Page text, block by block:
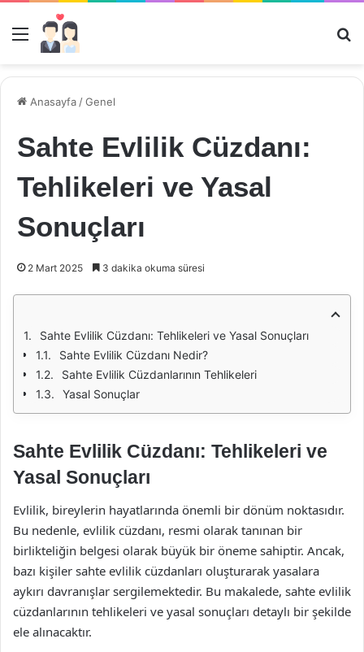
Menü
Anasayfa /Genel
Sahte Evlilik Cüzdanı:
Tehlikeleri ve Yasal
Sonuçları
2 Mart 2025 3 dakika okuma süresi
Sahte Evlilik Cüzdanı: Tehlikeleri ve Yasal Sonuçları
Sahte Evlilik Cüzdanı Nedir?
Sahte Evlilik Cüzdanlarının Tehlikeleri
Yasal Sonuçlar
Sahte Evlilik Cüzdanı: Tehlikeleri ve
Yasal Sonuçları
Evlilik, bireylerin hayatlarında önemli bir dönüm noktasıdır.
Bu nedenle, evlilik cüzdanı, resmi olarak tanınan bir
birlikteliğin belgesi olarak büyük bir öneme sahiptir. Ancak,
bazı kişiler sahte evlilik cüzdanları oluşturarak yasalara
aykırı davranışlar sergilemektedir. Bu makalede, sahte evlilik
cüzdanlarının tehlikeleri ve yasal sonuçları detaylı bir şekilde
ele alınacaktır.